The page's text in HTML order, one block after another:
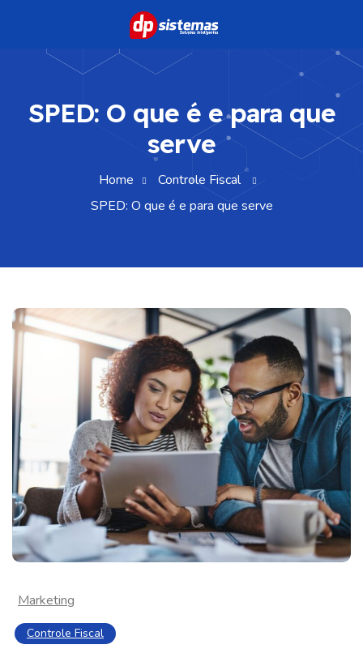
SPED: O que é e para que
serve
Home
Controle Fiscal
SPED: O que é e para que serve
Marketing
Controle Fiscal